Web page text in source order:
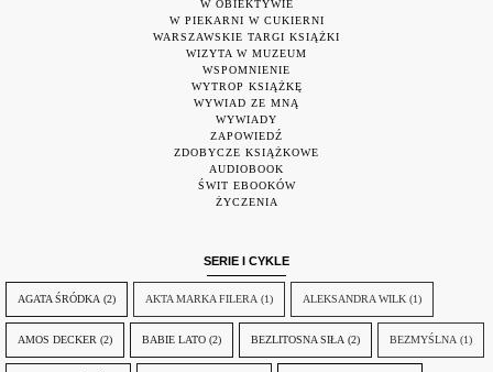
W OBIEKTYWIE
W PIEKARNI W CUKIERNI
WARSZAWSKIE TARGI KSIĄŻKI
WIZYTA W MUZEUM
WSPOMNIENIE
WYTROP KSIĄŻKĘ
WYWIAD ZE MNĄ
WYWIADY
ZAPOWIEDŹ
ZDOBYCZE KSIĄŻKOWE
AUDIOBOOK
ŚWIT EBOOKÓW
ŻYCZENIA
SERIE I CYKLE
AGATA ŚRÓDKA (2) AKTA MARKA FILERA (1) ALEKSANDRA WILK (1)
AMOS DECKER (2) BABIE LATO (2) BEZLITOSNA SIŁA (2) BEZMYŚLNA (1)